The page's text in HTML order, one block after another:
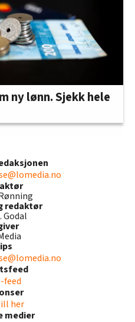
ny lønn. Sjekk hele
redaktør
Godal
feed
her
medier